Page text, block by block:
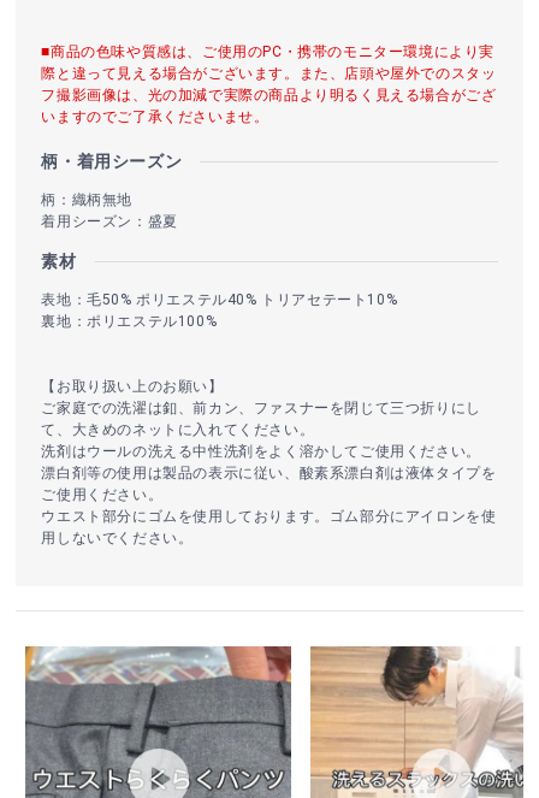
■商品の色味や質感は、ご使用のPC・携帯のモニター環境により実
際と違って見える場合がございます。また、店頭や屋外でのスタッ
フ撮影画像は、光の加減で実際の商品より明るく見える場合がござ
いますのでご了承くださいませ。
柄・着用シーズン
柄：織柄無地
着用シーズン：盛夏
素材
表地：毛50% ポリエステル40% トリアセテート10%
裏地：ポリエステル100%
【お取り扱い上のお願い】
ご家庭での洗濯は釦、前カン、ファスナーを閉じて三つ折りにし
て、大きめのネットに入れてください。
洗剤はウールの洗える中性洗剤をよく溶かしてご使用ください。
漂白剤等の使用は製品の表示に従い、酸素系漂白剤は液体タイプを
ご使用ください。
ウエスト部分にゴムを使用しております。ゴム部分にアイロンを使
用しないでください。